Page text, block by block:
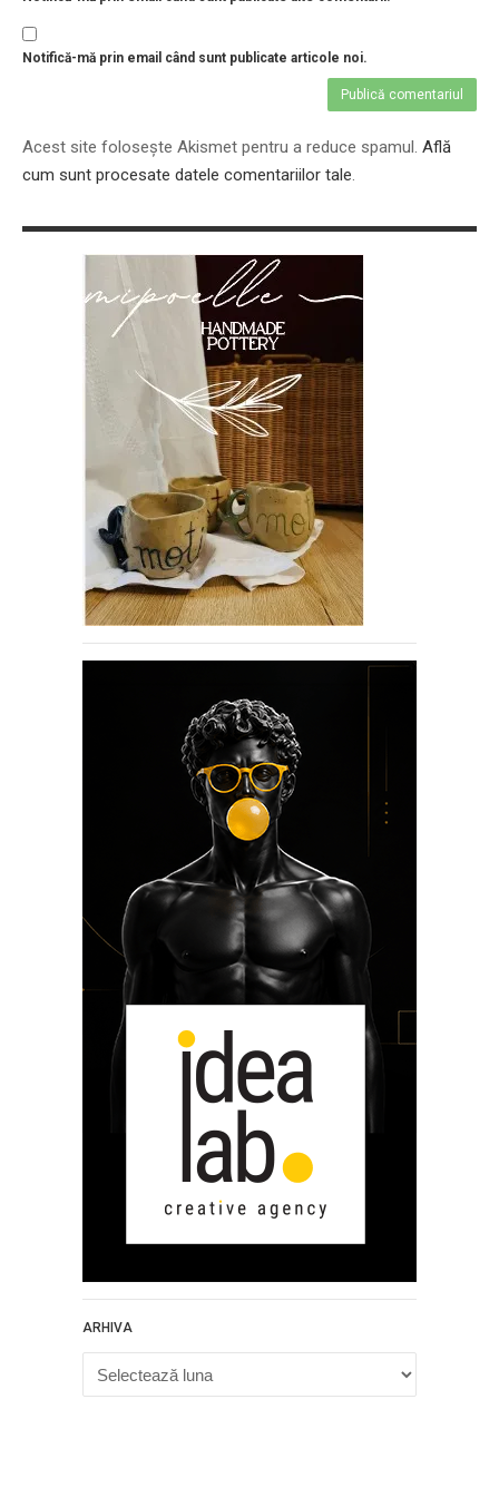
Filme-Carti.ro
Notifică-mă prin email când sunt publicate articole noi.
Acest site folosește Akismet pentru a reduce spamul. Află
cum sunt procesate datele comentariilor tale.
ARHIVA
Arhiva